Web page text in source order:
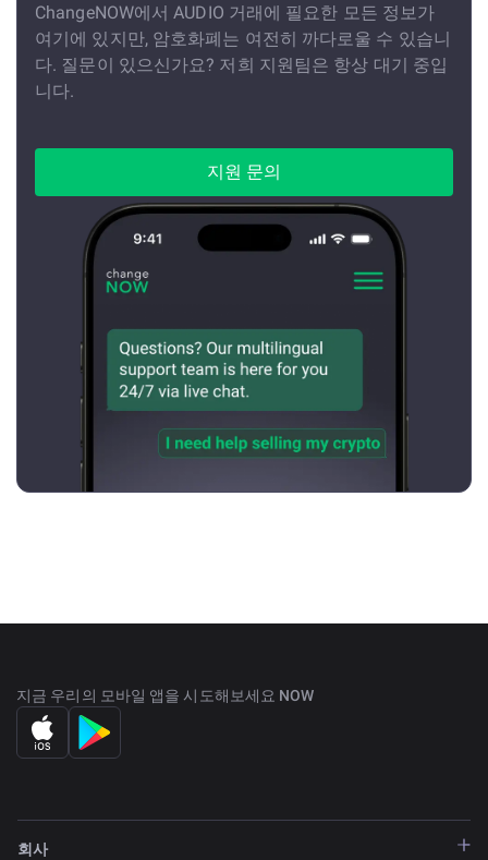
ChangeNOW에서 AUDIO 거래에 필요한 모든 정보가
여기에 있지만, 암호화폐는 여전히 까다로울 수 있습니
다. 질문이 있으신가요? 저희 지원팀은 항상 대기 중입
니다.
지원 문의
지금 우리의 모바일 앱을 시도해보세요 NOW
회사